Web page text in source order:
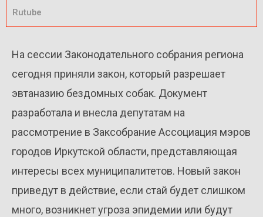
Rutube
На сессии Законодательного собрания региона
сегодня приняли закон, который разрешает
эвтаназию бездомных собак. Документ
разработала и внесла депутатам на
рассмотрение в Заксобрание Ассоциация мэров
городов Иркутской области, представляющая
интересы всех муниципалитетов. Новый закон
приведут в действие, если стай будет слишком
много, возникнет угроза эпидемии или будут